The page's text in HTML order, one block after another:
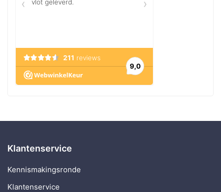
Klantenservice
Kennismakingsronde
Klantenservice